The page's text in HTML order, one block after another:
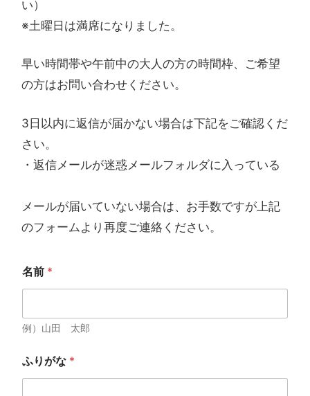
い）
※土曜日は満席になりました。
早い時間帯や午前中の大人の方の時間枠、ご希望
の方はお問い合わせください。
3日以内に返信が届かない場合は下記をご確認くだ
さい。
・返信メールが迷惑メールフォルダに入っている
メールが届いていない場合は、お手数ですが上記
のフォームより再度ご連絡ください。
名前 *
例）山田 太郎
ふりがな *